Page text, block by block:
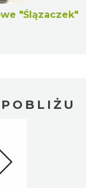
"Ślązaczek"